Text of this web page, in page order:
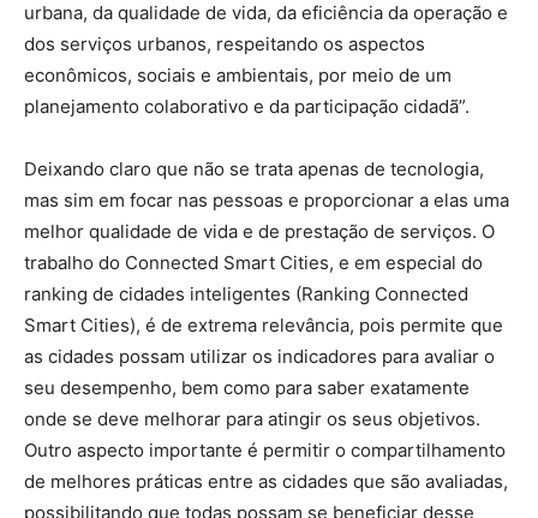
urbana, da qualidade de vida, da eficiência da operação e
dos serviços urbanos, respeitando os aspectos
econômicos, sociais e ambientais, por meio de um
planejamento colaborativo e da participação cidadã”.
Deixando claro que não se trata apenas de tecnologia,
mas sim em focar nas pessoas e proporcionar a elas uma
melhor qualidade de vida e de prestação de serviços. O
trabalho do Connected Smart Cities, e em especial do
ranking de cidades inteligentes (Ranking Connected
Smart Cities), é de extrema relevância, pois permite que
as cidades possam utilizar os indicadores para avaliar o
seu desempenho, bem como para saber exatamente
onde se deve melhorar para atingir os seus objetivos.
Outro aspecto importante é permitir o compartilhamento
de melhores práticas entre as cidades que são avaliadas,
possibilitando que todas possam se beneficiar desse